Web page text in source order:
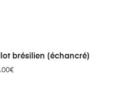
AU PANIER
brésilien (échancré)
€